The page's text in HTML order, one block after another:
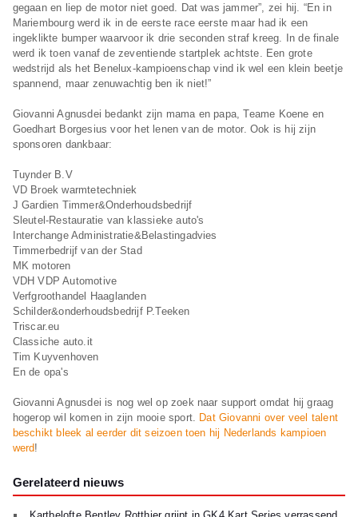
gegaan en liep de motor niet goed. Dat was jammer”, zei hij. “En in
Mariembourg werd ik in de eerste race eerste maar had ik een
ingeklikte bumper waarvoor ik drie seconden straf kreeg. In de finale
werd ik toen vanaf de zeventiende startplek achtste. Een grote
wedstrijd als het Benelux-kampioenschap vind ik wel een klein beetje
spannend, maar zenuwachtig ben ik niet!”
Giovanni Agnusdei bedankt zijn mama en papa, Teame Koene en
Goedhart Borgesius voor het lenen van de motor. Ook is hij zijn
sponsoren dankbaar:
Tuynder B.V
VD Broek warmtetechniek
J Gardien Timmer&Onderhoudsbedrijf
Sleutel-Restauratie van klassieke auto's
Interchange Administratie&Belastingadvies
Timmerbedrijf van der Stad
MK motoren
VDH VDP Automotive
Verfgroothandel Haaglanden
Schilder&onderhoudsbedrijf P.Teeken
Triscar.eu
Classiche auto.it
Tim Kuyvenhoven
En de opa's
Giovanni Agnusdei is nog wel op zoek naar support omdat hij graag
hogerop wil komen in zijn mooie sport. Dat Giovanni over veel talent
beschikt bleek al eerder dit seizoen toen hij Nederlands kampioen
werd!
Gerelateerd nieuws